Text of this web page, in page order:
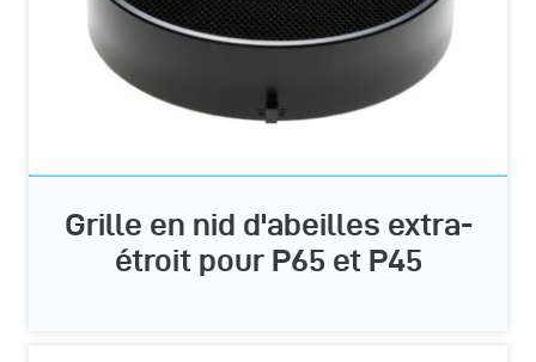
Grille en nid d'abeilles extra-
étroit pour P65 et P45